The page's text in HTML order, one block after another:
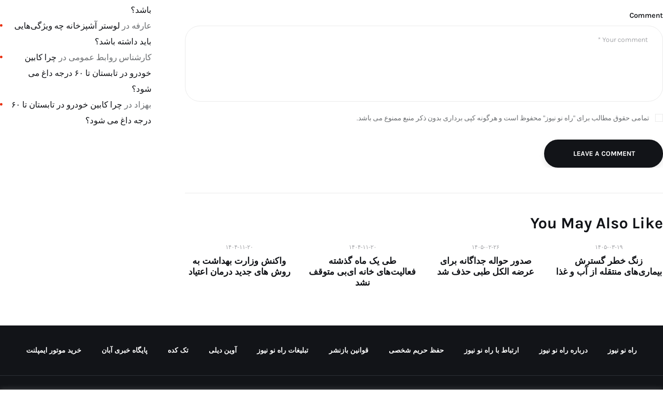
Comment
تمامی حقوق مطالب برای "راه نو نیوز" محفوظ است و هرگونه کپی برداری بدون ذکر منبع ممنوع می باشد.
LEAVE A COMMENT
You May Also Like
۱۴۰۵-۰۳-۱۹
زنگ خطر گسترش
بیماری‌های منتقله از آب و غذا
۱۴۰۵-۰۲-۲۶
صدور حواله جداگانه برای
عرضه الکل طبی حذف شد
۱۴۰۴-۱۱-۲۰
طی یک ماه گذشته
فعالیت‌های خانه ای‌بی متوقف
نشد
۱۴۰۴-۱۱-۲۰
واکنش وزارت بهداشت به
روش های جدید درمان اعتیاد
باشد؟
عارفه در لوستر آشپزخانه چه ویژگی‌هایی
باید داشته باشد؟
کارشناس روابط عمومی در چرا کابین
خودرو در تابستان تا ۶۰ درجه داغ می
شود؟
بهزاد در
چرا کابین خودرو در تابستان تا ۶۰
درجه داغ می شود؟
راه نو نیوز درباره راه‌ نو نیوز ارتباط با راه‌ نو نیوز حفظ حریم شخصی قوانین بازنشر تبلیغات راه نو نیوز آوین دیلی تک کده پایگاه خبری آبان خرید موتور ایمپلنت